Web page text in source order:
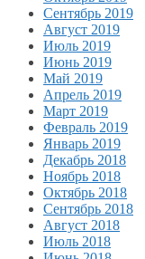
Сентябрь 2019
Август 2019
Июль 2019
Июнь 2019
Май 2019
Апрель 2019
Март 2019
Февраль 2019
Январь 2019
Декабрь 2018
Ноябрь 2018
Октябрь 2018
Сентябрь 2018
Август 2018
Июль 2018